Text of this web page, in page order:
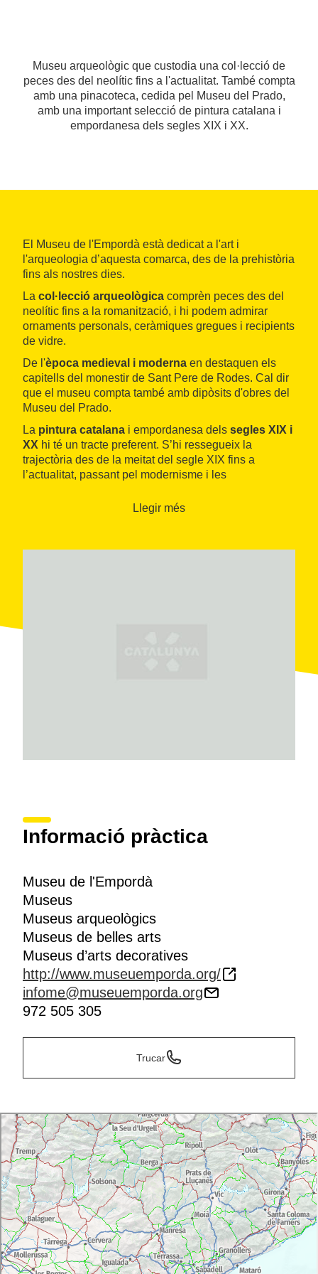
Museu arqueològic que custodia una col·lecció de
peces des del neolític fins a l'actualitat. També compta
amb una pinacoteca, cedida pel Museu del Prado,
amb una important selecció de pintura catalana i
empordanesa dels segles XIX i XX.
El Museu de l'Empordà està dedicat a l'art i
l'arqueologia d’aquesta comarca, des de la prehistòria
fins als nostres dies.
La col·lecció arqueològica comprèn peces des del
neolític fins a la romanització, i hi podem admirar
ornaments personals, ceràmiques gregues i recipients
de vidre.
De l'època medieval i moderna en destaquen els
capitells del monestir de Sant Pere de Rodes. Cal dir
que el museu compta també amb dipòsits d'obres del
Museu del Prado.
La pintura catalana i empordanesa dels segles XIX i
XX hi té un tracte preferent. S’hi ressegueix la
trajectòria des de la meitat del segle XIX fins a
l’actualitat, passant pel modernisme i les
i la nova figuració. Així mateix, s’hi projecten diferents
Llegir més
Informació pràctica
Museu de l'Empordà
Museus
Museus arqueològics
Museus de belles arts
Museus d’arts decoratives
http://www.museuemporda.org/
infome@museuemporda.org
972 505 305
Trucar